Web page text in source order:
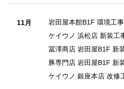
11月
岩田屋本館B1F 環境工事
ケイウノ 浜松店 新装工
冨澤商店 岩田屋B1F 新
豚専門店 岩田屋B1F 新
ケイウノ 銀座本店 改修